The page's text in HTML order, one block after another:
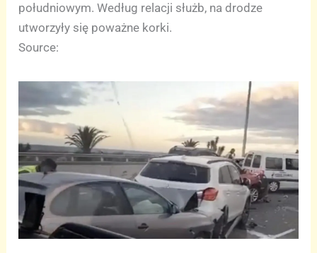
południowym. Według relacji służb, na drodze
utworzyły się poważne korki.
Source: